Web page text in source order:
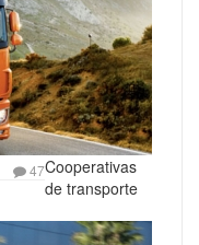
47Cooperativas
de transporte